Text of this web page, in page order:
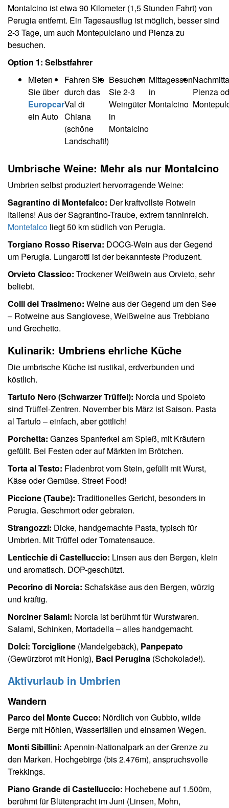
Montalcino ist etwa 90 Kilometer (1,5 Stunden Fahrt) von
Perugia entfernt. Ein Tagesausflug ist möglich, besser sind
2-3 Tage, um auch Montepulciano und Pienza zu
besuchen.
Option 1: Selbstfahrer
Mieten
Sie über
Europcar
ein Auto
Fahren Sie
durch das
Val di
Chiana
(schöne
Landschaft!)
Besuchen
Sie 2-3
Weingüter
in
Montalcino
Mittagessen
in
Montalcino
Pienza
Umbrische Weine: Mehr als nur Montalcino
Umbrien selbst produziert hervorragende Weine:
Sagrantino di Montefalco: Der kraftvollste Rotwein
Italiens! Aus der Sagrantino-Traube, extrem tanninreich.
Montefalco liegt 50 km südlich von Perugia.
Torgiano Rosso Riserva: DOCG-Wein aus der Gegend
um Perugia. Lungarotti ist der bekannteste Produzent.
Orvieto Classico: Trockener Weißwein aus Orvieto, sehr
beliebt.
Colli del Trasimeno: Weine aus der Gegend um den See
– Rotweine aus Sangiovese, Weißweine aus Trebbiano
und Grechetto.
Kulinarik: Umbriens ehrliche Küche
Die umbrische Küche ist rustikal, erdverbunden und
köstlich.
Tartufo Nero (Schwarzer Trüffel): Norcia und Spoleto
sind Trüffel-Zentren. November bis März ist Saison. Pasta
al Tartufo – einfach, aber göttlich!
Porchetta: Ganzes Spanferkel am Spieß, mit Kräutern
gefüllt. Bei Festen oder auf Märkten im Brötchen.
Torta al Testo: Fladenbrot vom Stein, gefüllt mit Wurst,
Käse oder Gemüse. Street Food!
Piccione (Taube): Traditionelles Gericht, besonders in
Perugia. Geschmort oder gebraten.
Strangozzi: Dicke, handgemachte Pasta, typisch für
Umbrien. Mit Trüffel oder Tomatensauce.
Lenticchie di Castelluccio: Linsen aus den Bergen, klein
und aromatisch. DOP-geschützt.
Pecorino di Norcia: Schafskäse aus den Bergen, würzig
und kräftig.
Norciner Salami: Norcia ist berühmt für Wurstwaren.
Salami, Schinken, Mortadella – alles handgemacht.
Dolci: Torciglione (Mandelgebäck), Panpepato
(Gewürzbrot mit Honig), Baci Perugina (Schokolade!).
Aktivurlaub in Umbrien
Wandern
Parco del Monte Cucco: Nördlich von Gubbio, wilde
Berge mit Höhlen, Wasserfällen und einsamen Wegen.
Monti Sibillini: Apennin-Nationalpark an der Grenze zu
den Marken. Hochgebirge (bis 2.476m), anspruchsvolle
Trekkings.
Piano Grande di Castelluccio: Hochebene auf 1.500m,
berühmt für Blütenpracht im Juni (Linsen, Mohn,